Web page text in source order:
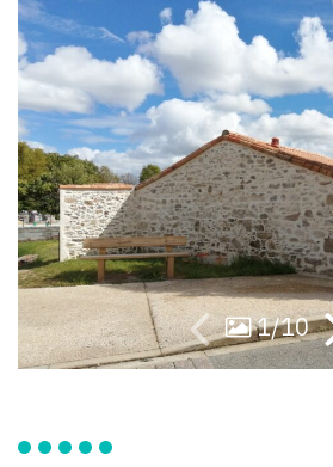
1/10